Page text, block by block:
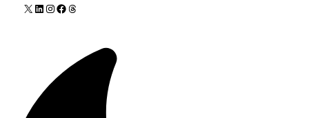
X LinkedIn
Instagram
Facebook
Threads